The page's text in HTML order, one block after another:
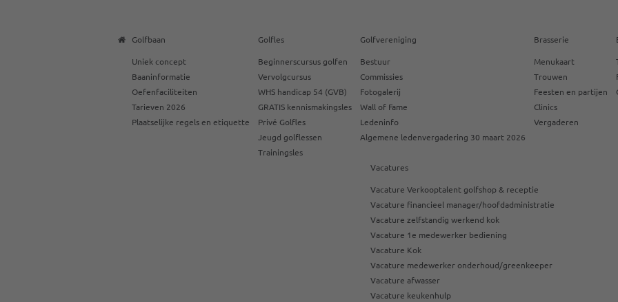
Golfbaan
Uniek concept
Baaninformatie
Oefenfaciliteiten
Tarieven 2026
Plaatselijke regels en etiquette
Golfles
Beginnerscursus golfen
Vervolgcursus
WHS handicap 54 (GVB)
GRATIS kennismakingsles
Privé Golfles
Jeugd golflessen
Trainingsles
Golfvereniging
Bestuur
Commissies
Fotogalerij
Wall of Fame
Ledeninfo
Algemene ledenvergadering 30 maart 2026
Brasserie
Menukaart
Trouwen
Feesten en partijen
Clinics
Vergaderen
Vacatures
Vacature Verkooptalent golfshop & receptie
Vacature financieel manager/hoofdadministratie
Vacature zelfstandig werkend kok
Vacature 1e medewerker bediening
Vacature Kok
Vacature medewerker onderhoud/greenkeeper
Vacature afwasser
Vacature keukenhulp